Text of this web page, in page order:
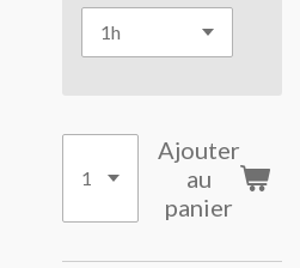
Ajouter
au
panier